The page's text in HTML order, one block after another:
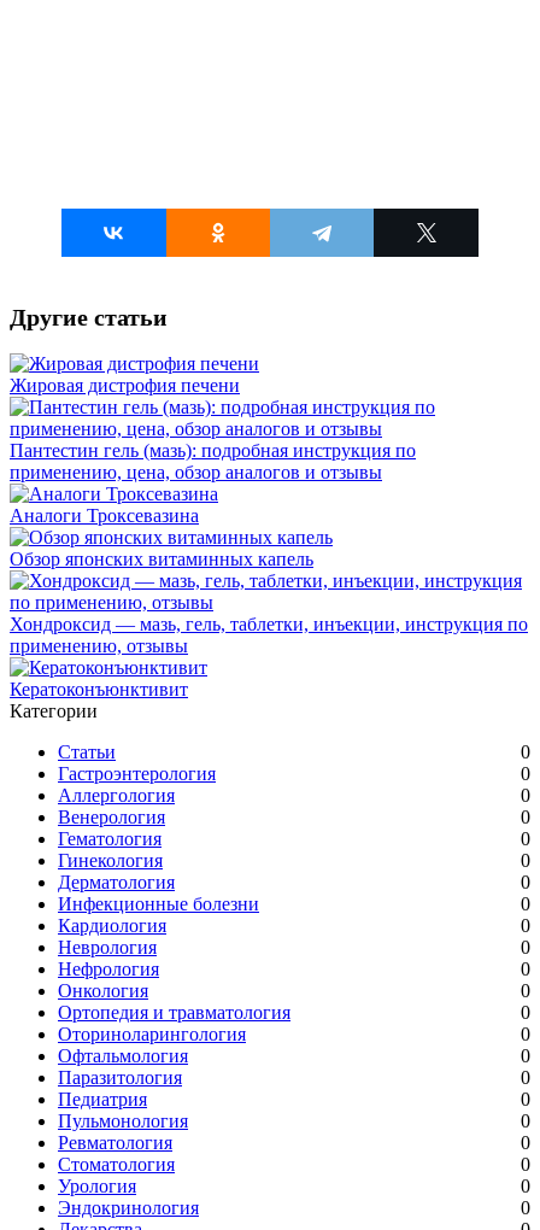
Другие статьи
Жировая дистрофия печени
Пантестин гель (мазь): подробная инструкция по
применению, цена, обзор аналогов и отзывы
Аналоги Троксевазина
Обзор японских витаминных капель
Хондроксид — мазь, гель, таблетки, инъекции, инструкция по
применению, отзывы
Кератоконъюнктивит
Категории
Статьи
0
Гастроэнтерология
0
Аллергология
0
Венерология
0
Гематология
0
Гинекология
0
Дерматология
0
Инфекционные болезни
0
Кардиология
0
Неврология
0
Нефрология
0
Онкология
0
Ортопедия и травматология
0
Оториноларингология
0
Офтальмология
0
Паразитология
0
Педиатрия
0
Пульмонология
0
Ревматология
0
Стоматология
0
Урология
0
Эндокринология
0